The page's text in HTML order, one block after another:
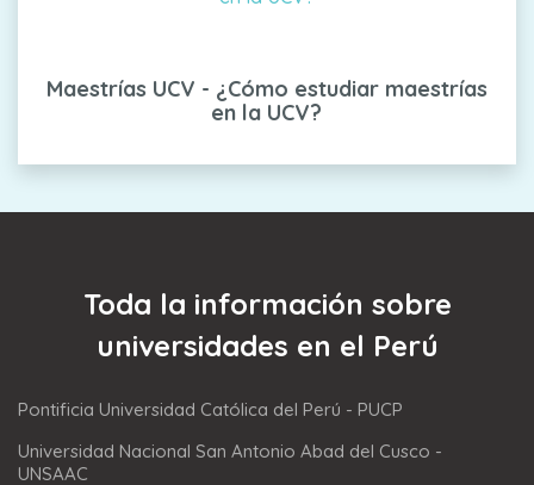
Maestrías UCV - ¿Cómo estudiar maestrías
en la UCV?
Toda la información sobre
universidades en el Perú
Pontificia Universidad Católica del Perú - PUCP
Universidad Nacional San Antonio Abad del Cusco -
UNSAAC